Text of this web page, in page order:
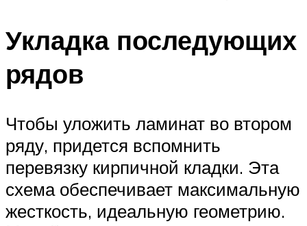
Укладка последующих
рядов
Чтобы уложить ламинат во втором
ряду, придется вспомнить
перевязку кирпичной кладки. Эта
схема обеспечивает максимальную
жесткость, идеальную геометрию.